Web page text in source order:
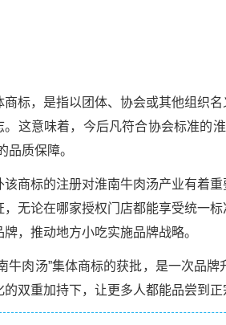
商标，是指以团体、协会或其他组织
。这意味着，今后凡符合协会标准的
品质保障。
该商标的注册对淮南牛肉汤产业有着
，无论在哪家授权门店都能享受统一
牌，推动地方小吃实施品牌战略。
牛肉汤”集体商标的获批，是一次品
的双重加持下，让更多人都能品尝到正